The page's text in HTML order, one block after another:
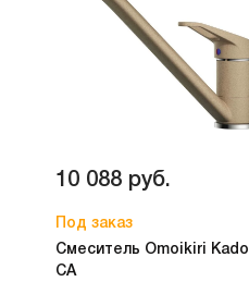
10 088 руб.
Под заказ
Смеситель Omoikiri Kado
CA